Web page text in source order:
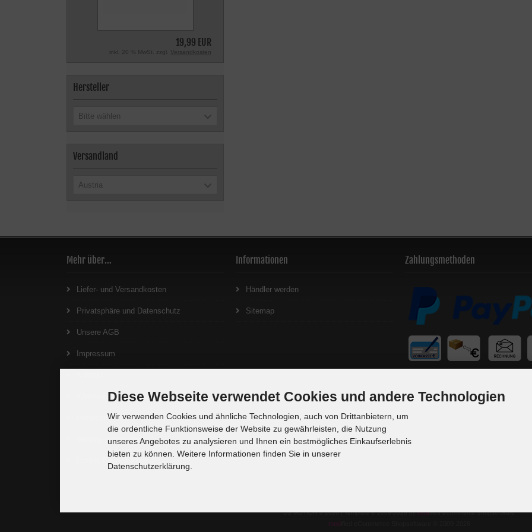
19,99 EUR
inkl. 20 % MwSt. zzgl. Versandkosten
Hersteller
Bitte wählen
Versandland
Austria
Mehr über...
Liefer- und Versandkosten
Privatsphäre und Datenschutz
Unsere AGB
Impressum
Widerrufsrecht
Lieferzeit
Vertrag widerrufen
Informationen
Händler werden
Sitemap
Zahlungsmethoden
DS MOTION © 2026 | Template © 2009-2026 bymodified eCommerce Shopsoftware
mod
Diese Webseite verwendet Cookies und andere Technologien
Wir verwenden Cookies und ähnliche Technologien, auch von Drittanbietern, um
die ordentliche Funktionsweise der Website zu gewährleisten, die Nutzung
unseres Angebotes zu analysieren und Ihnen ein bestmögliches Einkaufserlebnis
bieten zu können. Weitere Informationen finden Sie in unserer
Datenschutzerklärung.